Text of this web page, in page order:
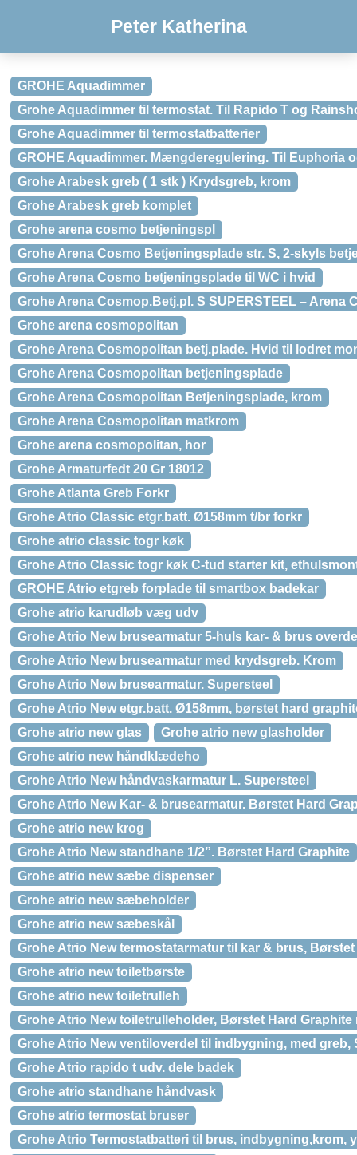
Peter Katherina
GROHE Aquadimmer
Grohe Aquadimmer til termostat. Til Rapido T og
Grohe Aquadimmer til termostatbatterier
GROHE Aquadimmer. Mængderegulering. Til Euphoria
Grohe Arabesk greb ( 1 stk ) Krydsgreb, krom
Grohe Arabesk greb komplet
Grohe arena cosmo betjeningspl
Grohe Arena Cosmo Betjeningsplade str. S, 2-skyls
Grohe Arena Cosmo betjeningsplade til WC i hvid
Grohe Arena Cosmop.Betj.pl. S SUPERSTEEL – Arena
Grohe arena cosmopolitan
Grohe Arena Cosmopolitan betj.plade. Hvid til lodret
Grohe Arena Cosmopolitan betjeningsplade
Grohe Arena Cosmopolitan Betjeningsplade, krom
Grohe Arena Cosmopolitan matkrom
Grohe arena cosmopolitan, hor
Grohe Armaturfedt 20 Gr 18012
Grohe Atlanta Greb Forkr
Grohe Atrio Classic etgr.batt. Ø158mm t/br forkr
Grohe atrio classic togr køk
Grohe Atrio Classic togr køk C-tud starter kit,
GROHE Atrio etgreb forplade til smartbox badekar
Grohe atrio karudløb væg udv
Grohe Atrio New brusearmatur 5-huls kar- & brus
Grohe Atrio New brusearmatur med krydsgreb. Krom
Grohe Atrio New brusearmatur. Supersteel
Grohe Atrio New etgr.batt. Ø158mm, børstet hard
Grohe atrio new glas
Grohe atrio new glasholder
Grohe atrio new håndklædeho
Grohe Atrio New håndvaskarmatur L. Supersteel
Grohe Atrio New Kar- & brusearmatur. Børstet Hard
Grohe atrio new krog
Grohe Atrio New standhane 1/2”. Børstet Hard Graphite
Grohe atrio new sæbe dispenser
Grohe atrio new sæbeholder
Grohe atrio new sæbeskål
Grohe Atrio New termostatarmatur til kar & brus,
Grohe atrio new toiletbørste
Grohe atrio new toiletrulleh
Grohe Atrio New toiletrulleholder, Børstet Hard Graphite
Grohe Atrio New ventiloverdel til indbygning, med greb,
Grohe Atrio rapido t udv. dele badek
Grohe atrio standhane håndvask
Grohe atrio termostat bruser
Grohe Atrio Termostatbatteri til brus, indbygning,krom,